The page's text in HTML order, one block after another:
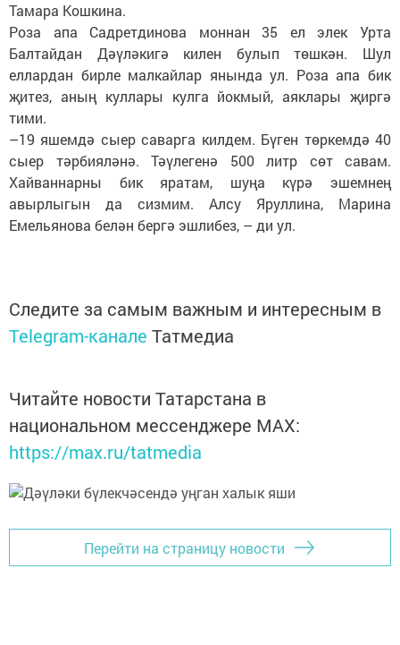
Тамара Кошкина.
Роза апа Садретдинова моннан 35 ел элек Урта
Балтайдан Дәүләкигә килен булып төшкән. Шул
еллардан бирле малкайлар янында ул. Роза апа бик
җитез, аның куллары кулга йокмый, аяклары җиргә
тими.
–19 яшемдә сыер саварга килдем. Бүген төркемдә 40
сыер тәрбияләнә. Тәүлегенә 500 литр сөт савам.
Хайваннарны бик яратам, шуңа күрә эшемнең
авырлыгын да сизмим. Алсу Яруллина, Марина
Емельянова белән бергә эшлибез, – ди ул.
Следите за самым важным и интересным в
Telegram-канале Татмедиа
Читайте новости Татарстана в
национальном мессенджере MАХ:
https://max.ru/tatmedia
Перейти на страницу новости